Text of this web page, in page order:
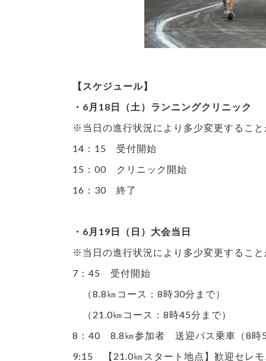
【スケジュール】
・6月18日（土）ランニングクリニック
※当日の進行状況により多少変更するこ
14：15 受付開始
15：00 クリニック開始
16：30 終了
・6月19日（日）大会当日
※当日の進行状況により多少変更するこ
7：45 受付開始
（8.8㎞コース：8時30分まで）
（21.0㎞コース：8時45分まで）
8：40 8.8㎞参加者 送迎バス乗車（8時
9:15 【21.0㎞スタート地点】歓迎セ